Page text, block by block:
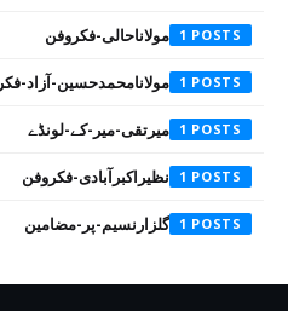
مولاناحالی-فکروفن 1
مولانامحمدحسین-آزاد- 1
میرتقی-میر-کے-لونڈے 1
نظیراکبرآبادی-فکروفن 1
گلزارنسیم-پر-مضامین 1